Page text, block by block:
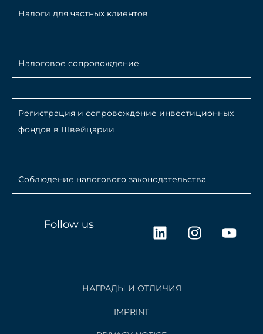
Налоги для частных клиентов
Налоговое сопровождение
Регистрация и сопровождение инвестиционных
фондов в Швейцарии
Соблюдение налогового законодательства
Follow us
L
i
e
I
n
Y
o
НАГРАДЫ И ОТЛИЧИЯ
IMPRINT